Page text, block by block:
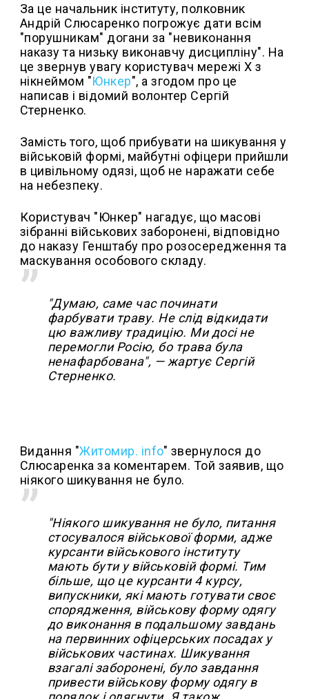
За це начальник інституту, полковник
Андрій Слюсаренко погрожує дати всім
"порушникам" догани за "невиконання
наказу та низьку виконавчу дисципліну". На
це звернув увагу користувач мережі X з
нікнеймом "Юнкер", а згодом про це
написав і відомий волонтер Сергій
Стерненко.
Замість того, щоб прибувати на шикування у
військовій формі, майбутні офіцери прийшли
в цивільному одязі, щоб не наражати себе
на небезпеку.
Користувач "Юнкер" нагадує, що масові
зібранні військових заборонені, відповідно
до наказу Генштабу про розосередження та
маскування особового складу.
"Думаю, саме час починати
фарбувати траву. Не слід відкидати
цю важливу традицію. Ми досі не
перемогли Росію, бо трава була
ненафарбована", — жартує Сергій
Стерненко.
Видання "Житомир. info" звернулося до
Слюсаренка за коментарем. Той заявив, що
ніякого шикування не було.
"Ніякого шикування не було, питання
стосувалося військової форми, адже
курсанти військового інституту
мають бути у військовій формі. Тим
більше, що це курсанти 4 курсу,
випускники, які мають готувати своє
спорядження, військову форму одягу
до виконання в подальшому завдань
на первинних офіцерських посадах у
військових частинах. Шикування
взагалі заборонені, було завдання
привести військову форму одягу в